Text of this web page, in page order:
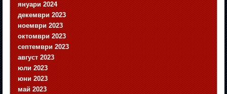
януари 2024
декември 2023
ноември 2023
октомври 2023
септември 2023
август 2023
юли 2023
юни 2023
май 2023